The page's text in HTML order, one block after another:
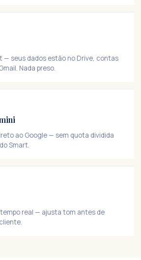
— seus dados estão no Drive, contas
Nada preso.
ao Google — sem quota dividida
Smart.
real — ajusta tom antes de